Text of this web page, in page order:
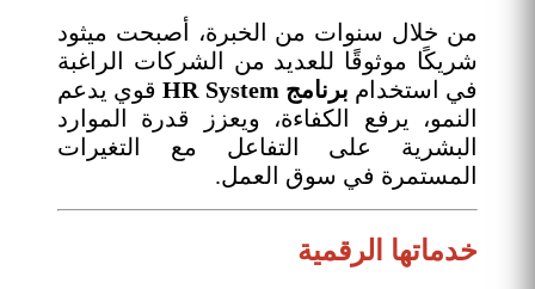
من خلال سنوات من الخبرة، أصبحت ميثود
شريكًا موثوقًا للعديد من الشركات الراغبة
في استخدام برنامج HR System
قوي يدعم
النمو، يرفع الكفاءة، ويعزز قدرة الموارد
البشرية على التفاعل مع التغيرات
المستمرة في سوق العمل.
خدماتها الرقمية